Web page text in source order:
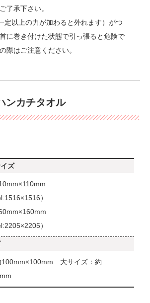
了承下さい。
定以上の力が加わると外れます）がつ
に巻き付けた状態で引っ張ると危険で
際はご注意ください。
ンカチタオル
ズ
）
）
100mm×100mm 大サイズ：約